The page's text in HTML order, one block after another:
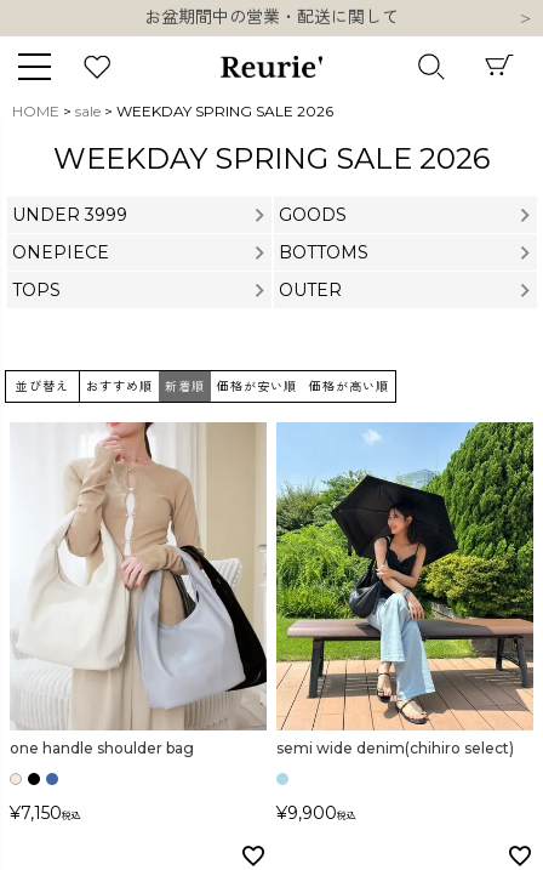
類似ブランド・他社ショップ様との誤認知に関するお願い
熊本県熊本地方を震源とする地震の影響について
お盆期間中の営業・配送に関して
10,000円以上ご購入で送料無料
キーワード
販売タイプ
商品タイプ
ORIGINAL HIT ITEM
カラー
価格
〜
HOME sale WEEKDAY SPRING SALE 2026
WEEKDAY SPRING SALE 2026
UNDER 3999
GOODS
ONEPIECE
BOTTOMS
TOPS
OUTER
並び替え おすすめ順 新着順 価格が安い順 価格が高い順
one handle shoulder bag
¥7,150税込
semi wide denim(chihiro select)
¥9,900税込